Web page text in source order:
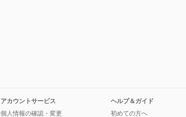
アカウントサービス
個人情報の確認・変更
ヘルプ＆ガイド
初めての方へ